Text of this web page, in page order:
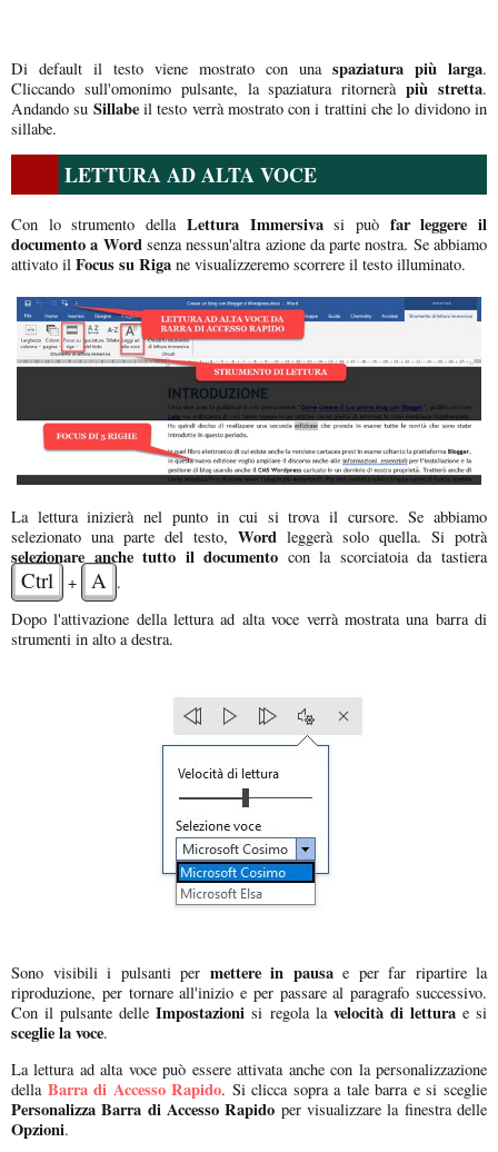
Di default il testo viene mostrato con una spaziatura più larga.
Cliccando sull'omonimo pulsante, la spaziatura ritorneràpiù stretta.
Andando su Sillabe il testo verrà mostrato con i trattini che lo dividono in
sillabe.
LETTURA AD ALTA VOCE
Con lo strumento della Lettura Immersivasi può far leggere il
documento a Wordsenza nessun'altra azione da parte nostra. Se abbiamo
attivato il Focus su Riga ne visualizzeremo scorrere il testo illuminato.
La lettura inizierà nel punto in cui si trova il cursore. Se abbiamo
selezionato una parte del testo, Word leggerà solo quella. Si potrà
selezionare anche tutto il documento con la scorciatoia da tastiera
Ctrl + A
.
Dopo l'attivazione della lettura ad alta voce verrà mostrata una barra di
strumenti in alto a destra.
Sono visibili i pulsanti per mettere in pausae per far ripartire la
riproduzione, per tornare all'inizio e per passare al paragrafo successivo.
Con il pulsante delleImpostazioni si regola la velocità di letturae si
sceglie la voce.
La lettura ad alta voce può essere attivata anche con la personalizzazione
della Barra di Accesso Rapido. Si clicca sopra a tale barra e si sceglie
Personalizza Barra di Accesso Rapido per visualizzare la finestra delle
Opzioni.